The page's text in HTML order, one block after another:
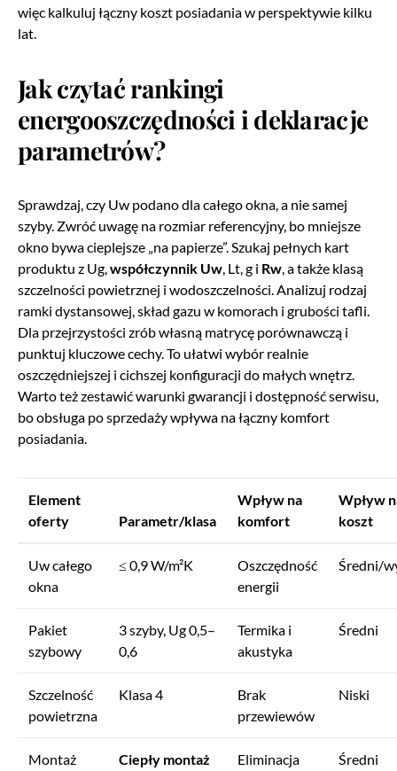
więc kalkuluj łączny koszt posiadania w perspektywie kilku
lat.
Jak czytać rankingi
energooszczędności i deklaracje
parametrów?
Sprawdzaj, czy Uw podano dla całego okna, a nie samej
szyby. Zwróć uwagę na rozmiar referencyjny, bo mniejsze
okno bywa cieplejsze „na papierze”. Szukaj pełnych kart
produktu z Ug,współczynnik Uw, Lt, g i Rw, a także klasą
szczelności powietrznej i wodoszczelności. Analizuj rodzaj
ramki dystansowej, skład gazu w komorach i grubości tafli.
Dla przejrzystości zrób własną matrycę porównawczą i
punktuj kluczowe cechy. To ułatwi wybór realnie
oszczędniejszej i cichszej konfiguracji do małych wnętrz.
Warto też zestawić warunki gwarancji i dostępność serwisu,
bo obsługa po sprzedaży wpływa na łączny komfort
posiadania.
Element
oferty
Parametr/klasa
Wpływ na
komfort
Wpływ
koszt
Uw całego
okna
≤ 0,9 W/m²K
Oszczędność
energii
Średni/
Pakiet
szybowy
3 szyby, Ug 0,5–
0,6
Termika i
akustyka
Średni
Szczelność
powietrzna
Klasa 4
Brak
przewiewów
Niski
Montaż
Ciepły montaż
Eliminacja
Średni